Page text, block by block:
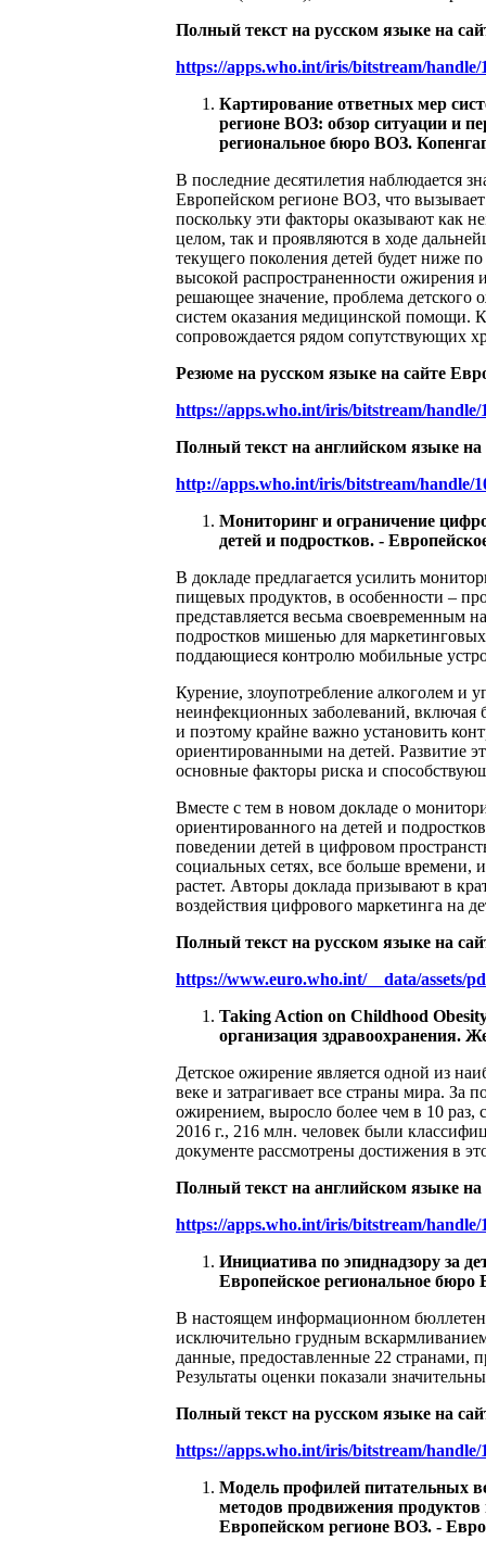
Полный текст на русском языке на
https://apps.who.int/iris/bitstream/handle/
Картирование ответных мер
регионе ВОЗ: обзор ситуации и
региональное бюро ВОЗ.
В последние десятилетия наблюдается
Европейском регионе ВОЗ, что
поскольку эти факторы оказывают как
целом, так и проявляются в ходе
текущего поколения детей будет ниже
высокой распространенности ожирения
решающее значение, проблема детского
систем оказания медицинской помощи.
сопровождается рядом сопутствующих
Резюме на русском языке на сайте
https://apps.who.int/iris/bitstream/handle/
Полный текст на английском языке
http://apps.who.int/iris/bitstream/handle/
Мониторинг и ограничение
детей и подростков. -
В докладе предлагается усилить
пищевых продуктов, в особенности –
представляется весьма своевременным
подростков мишенью для
поддающиеся контролю мобильные
Курение, злоупотребление алкоголем и
неинфекционных заболеваний, включая
и поэтому крайне важно установить
ориентированными на детей. Развитие
основные факторы риска и
Вместе с тем в новом докладе о
ориентированного на детей и
поведении детей в цифровом
социальных сетях, все больше времени,
растет. Авторы доклада призывают в
воздействия цифрового маркетинга на
Полный текст на русском языке на
https://www.euro.who.int/__data/assets/
Taking Action on Childhood
организация здравоохранения.
Детское ожирение является одной из
веке и затрагивает все страны мира. За
ожирением, выросло более чем в 10 раз,
2016 г., 216 млн. человек были
документе рассмотрены достижения в
Полный текст на английском языке на
https://apps.who.int/iris/bitstream/
Инициатива по эпиднадзору за
Европейское региональное бюро
В настоящем информационном
исключительно грудным
данные, предоставленные 22 странами,
Результаты оценки показали
Полный текст на русском языке на
https://apps.who.int/iris/bitstream/handle/
Модель профилей питательных
методов продвижения продуктов
Европейском регионе ВОЗ. -